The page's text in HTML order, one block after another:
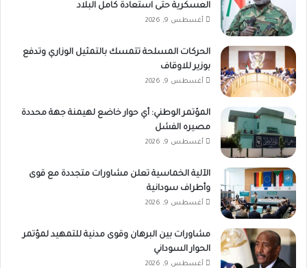
العسكرية حتى استعادة كامل البلاد
أغسطس 9, 2026
الحركات المسلحة تتمسك بالتمثيل الوزاري وتدفع
بوزير للاوقاف
أغسطس 9, 2026
المؤتمر الوطني: أي حوار خاضع لهيمنة جهة محددة
مصيره الفشل
أغسطس 9, 2026
الآلية الخماسية تعلن مشاورات متجددة مع قوى
وأطراف سودانية
أغسطس 9, 2026
مشاورات بين البرهان وقوى مدنية للتمهيد لمؤتمر
الحوار السوداني
أغسطس 9, 2026